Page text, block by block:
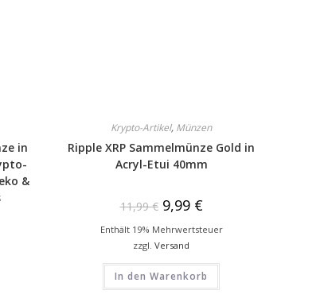
in
&
Krypto-Artikel, Münzen
Ripple XRP Sammelmünze Gold in
Acryl-Etui 40mm
11,99€ 9,99 €
Enthält 19% Mehrwertsteuer
zzgl.Versand
In den Warenkorb